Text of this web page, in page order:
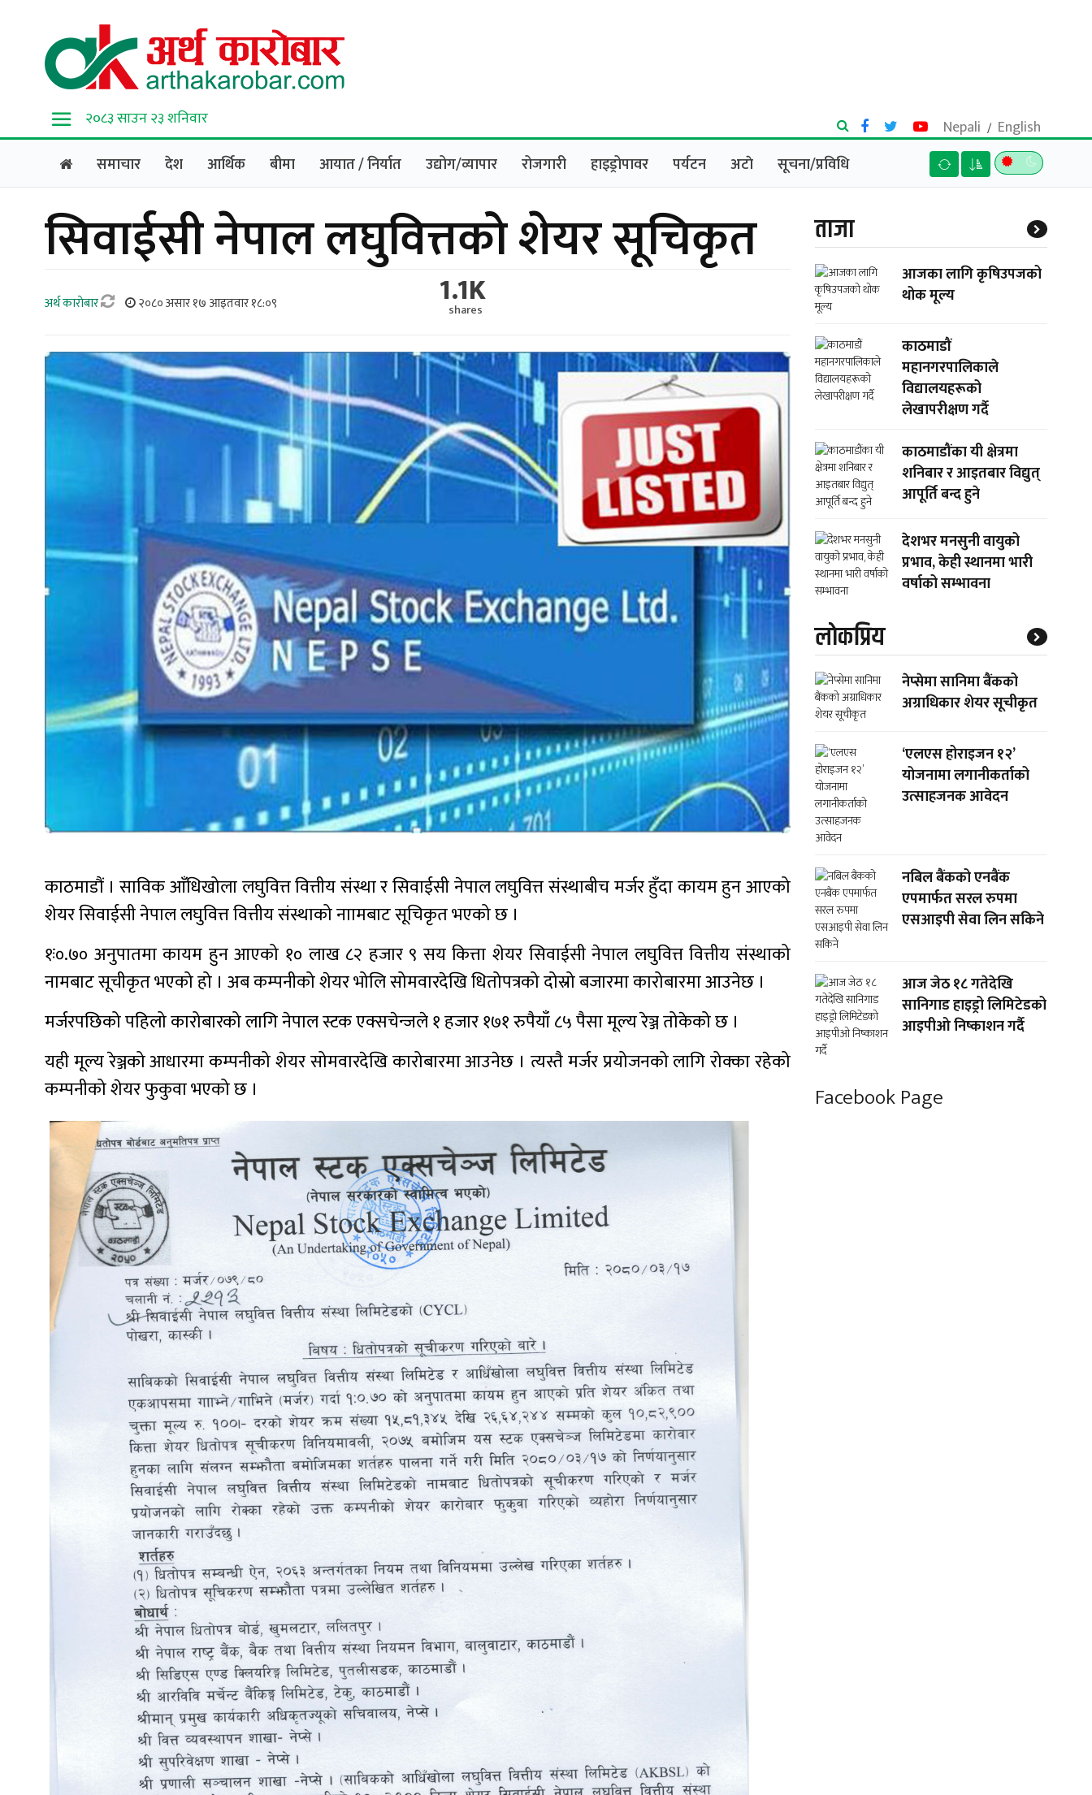
२०८३ साउन २३ शनिवार Nepali / English
समाचार
देश आर्थिक बीमा आयात / निर्यात उद्योग/व्यापार रोजगारी हाइड्रोपावर पर्यटन अटाे सूचना/प्रविधि
सिवाईसी नेपाल लघुवित्तको शेयर सूचिकृत
अर्थ काराेबार २०८० असार १७ आइतवार १८:०९ 1.1K
shares
काठमाडौं । साविक आँधिखोला लघुवित्त वित्तीय संस्था र सिवाईसी नेपाल लघुवित्त संस्थाबीच मर्जर हुँदा कायम हुन आएको
शेयर सिवाईसी नेपाल लघुवित्त वित्तीय संस्थाको नाामबाट सूचिकृत भएको छ ।
१ः०.७० अनुपातमा कायम हुन आएको १० लाख ८२ हजार ९ सय कित्ता शेयर सिवाईसी नेपाल लघुवित्त वित्तीय संस्थाको
नामबाट सूचीकृत भएको हो । अब कम्पनीको शेयर भोलि सोमवारदेखि धितोपत्रको दोस्रो बजारमा कारोबारमा आउनेछ ।
मर्जरपछिको पहिलो कारोबारको लागि नेपाल स्टक एक्सचेन्जले १ हजार १७१ रुपैयाँ ८५ पैसा मूल्य रेञ्ज तोकेको छ ।
यही मूल्य रेञ्जको आधारमा कम्पनीको शेयर सोमवारदेखि कारोबारमा आउनेछ । त्यस्तै मर्जर प्रयोजनको लागि रोक्का रहेको
कम्पनीको शेयर फुकुवा भएको छ ।
ताजा
आजका लागि कृषिउपजको
थोक मूल्य
काठमाडौं
महानगरपालिकाले
विद्यालयहरूको
लेखापरीक्षण गर्दै
काठमाडौंका यी क्षेत्रमा
शनिबार र आइतबार विद्युत्
आपूर्ति बन्द हुने
देशभर मनसुनी वायुको
प्रभाव, केही स्थानमा भारी
वर्षाको सम्भावना
लाेकप्रिय
नेप्सेमा सानिमा बैंकको
अग्राधिकार शेयर सूचीकृत
‘एलएस होराइजन १२’
योजनामा लगानीकर्ताको
उत्साहजनक आवेदन
नबिल बैंकको एनबैंक
एपमार्फत सरल रुपमा
एसआइपी सेवा लिन सकिने
आज जेठ १८ गतेदेखि
सानिगाड हाइड्रो लिमिटेडको
आइपीओ निष्काशन गर्दै
Facebook Page